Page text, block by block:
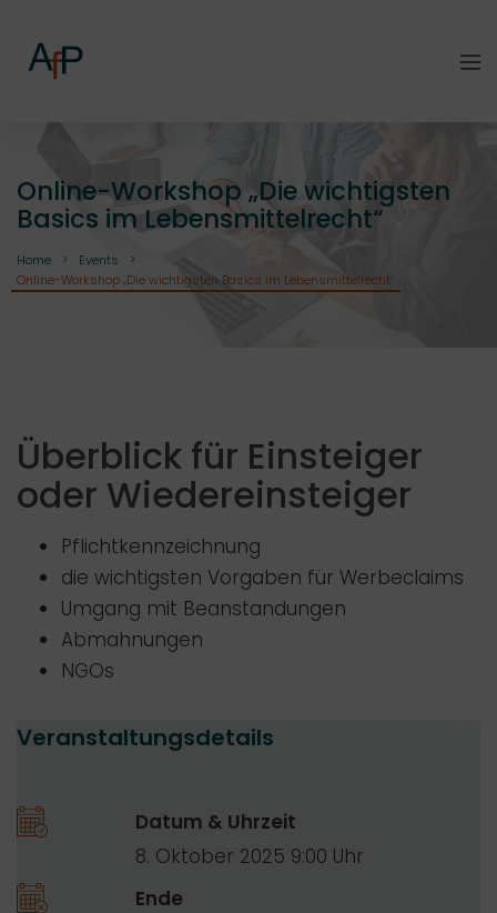
Online-Workshop „Die wichtigsten
Basics im Lebensmittelrecht“
Home
Events
Online-Workshop „Die wichtigsten Basics im Lebensmittelrecht“
Überblick für Einsteiger
oder Wiedereinsteiger
Pflichtkennzeichnung
die wichtigsten Vorgaben für Werbeclaims
Umgang mit Beanstandungen
Abmahnungen
NGOs
Veranstaltungsdetails
Datum & Uhrzeit
8. Oktober 2025 9:00
Ende